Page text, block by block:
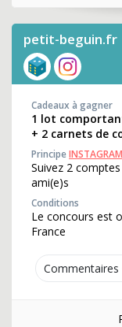
petit-beguin.fr
Commentaires
Cadeaux à gagner
1 lot
+ 2 carnets de
PrincipeINSTAGRAM
Suivez 2
ami(e)s
Conditions
Le concours est
France